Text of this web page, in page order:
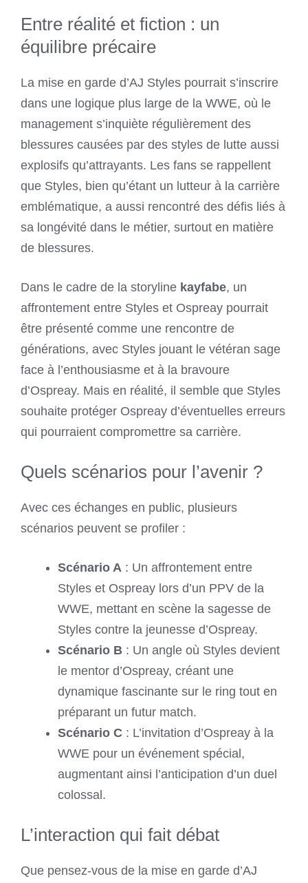
Entre réalité et fiction : un
équilibre précaire
La mise en garde d’AJ Styles pourrait s’inscrire
dans une logique plus large de la WWE, où le
management s’inquiète régulièrement des
blessures causées par des styles de lutte aussi
explosifs qu’attrayants. Les fans se rappellent
que Styles, bien qu’étant un lutteur à la carrière
emblématique, a aussi rencontré des défis liés à
sa longévité dans le métier, surtout en matière
de blessures.
Dans le cadre de la storyline kayfabe, un
affrontement entre Styles et Ospreay pourrait
être présenté comme une rencontre de
générations, avec Styles jouant le vétéran sage
face à l’enthousiasme et à la bravoure
d’Ospreay. Mais en réalité, il semble que Styles
souhaite protéger Ospreay d’éventuelles erreurs
qui pourraient compromettre sa carrière.
Quels scénarios pour l’avenir ?
Avec ces échanges en public, plusieurs
scénarios peuvent se profiler :
Scénario A : Un affrontement entre
Styles et Ospreay lors d’un PPV de la
WWE, mettant en scène la sagesse de
Styles contre la jeunesse d’Ospreay.
Scénario B : Un angle où Styles devient
le mentor d’Ospreay, créant une
dynamique fascinante sur le ring tout en
préparant un futur match.
Scénario C : L’invitation d’Ospreay à la
WWE pour un événement spécial,
augmentant ainsi l’anticipation d’un duel
colossal.
L’interaction qui fait débat
Que pensez-vous de la mise en garde d’AJ